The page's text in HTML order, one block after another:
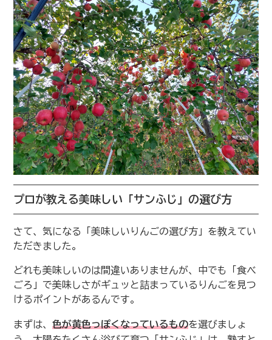
プロが教える美味しい「サンふじ」の選び方
さて、気になる「美味しいりんごの選び方」を教えてい
ただきました。
どれも美味しいのは間違いありませんが、中でも「食べ
ごろ」で美味しさがギュッと詰まっているりんごを見つ
けるポイントがあるんです。
まずは、 色が黄色っぽくなっているものを選びましょ